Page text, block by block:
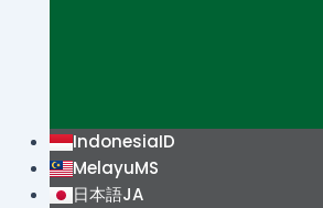
IndonesiaID
MelayuMS
日本語JA